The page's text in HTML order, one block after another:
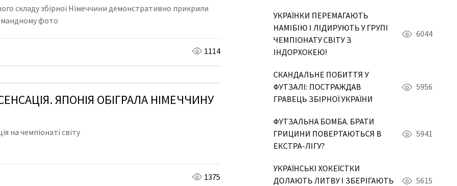
складу збірної Німеччини демонстративно прикрили
фото
1114
ЯПОНІЯ ОБІГРАЛА НІМЕЧЧИНУ
на чемпіонаті світу
1375
УКРАЇНКИ ПЕРЕМАГАЮТЬ
НАМІБІЮ І ЛІДИРУЮТЬ У ГРУПІ
ЧЕМПІОНАТУ СВІТУ З
ІНДОРХОКЕЮ!
6044
СКАНДАЛЬНЕ ПОБИТТЯ У
ФУТЗАЛІ: ПОСТРАЖДАВ
ГРАВЕЦЬ ЗБІРНОЇ УКРАЇНИ
5956
ФУТЗАЛЬНА БОМБА. БРАТИ
ГРИЦИНИ ПОВЕРТАЮТЬСЯ В
ЕКСТРА-ЛІГУ?
5941
УКРАЇНСЬКІ ХОКЕЇСТКИ
ДОЛАЮТЬ ЛИТВУ І ЗБЕРІГАЮТЬ
5615